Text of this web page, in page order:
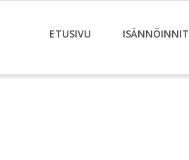
ETUSIVU ISÄNNÖINNIT